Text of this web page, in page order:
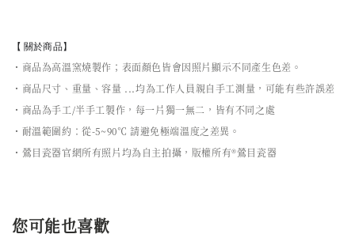
【 關於商品】
・商品為高溫窯燒製作；表面顏色皆會因照片顯示不同產生色差。
・商品尺寸、重量、容量 ...均為工作人員親自手工測量，可能有些許誤差
・商品為手工/半手工製作，每一片獨一無二，皆有不同之處
・耐溫範圍約：從-5~90℃ 請避免極端溫度之差異。
・鶯目瓷器官網所有照片均為自主拍攝，版權所有®鶯目瓷器
您可能也喜歡